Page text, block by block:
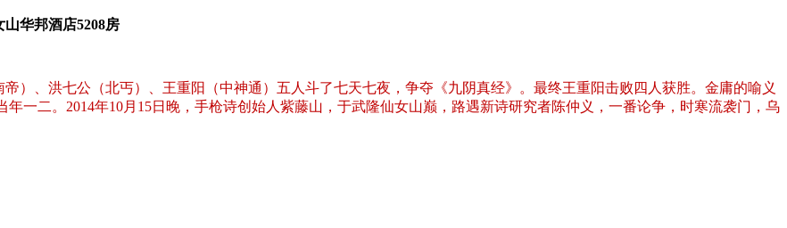
店5208房
）、洪七公（北丐）、王重阳（中神通）五人斗了七天七夜，争夺《九阴真经》。最终王重阳击败四人获胜。金庸的喻义
一二。2014年10月15日晚，手枪诗创始人紫藤山，于武隆仙女山巅，路遇新诗研究者陈仲义，一番论争，时寒流袭门，乌